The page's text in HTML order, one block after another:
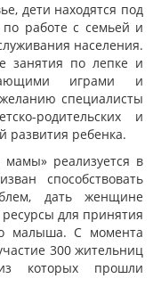
дети находятся под
работе с семьей и
населения.
занятия по лепке и
играми и
специалисты
родительских и
развития ребенка.
реализуется в
способствовать
дать женщине
для принятия
малыша. С момента
300 жительниц
которых прошли